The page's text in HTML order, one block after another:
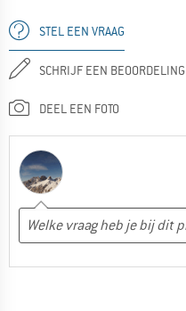
STEL EEN VRAAG
SCHRIJF EEN BEOORDELING
DEEL EEN FOTO